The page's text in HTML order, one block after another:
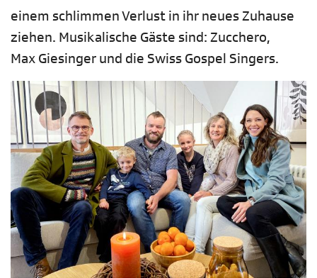
einem schlimmen Verlust in ihr neues Zuhause
ziehen. Musikalische Gäste sind: Zucchero,
Max Giesinger und die Swiss Gospel Singers.